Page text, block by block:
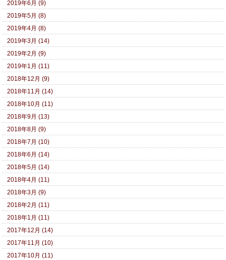
2019年6月 (9)
2019年5月 (8)
2019年4月 (8)
2019年3月 (14)
2019年2月 (9)
2019年1月 (11)
2018年12月 (9)
2018年11月 (14)
2018年10月 (11)
2018年9月 (13)
2018年8月 (9)
2018年7月 (10)
2018年6月 (14)
2018年5月 (14)
2018年4月 (11)
2018年3月 (9)
2018年2月 (11)
2018年1月 (11)
2017年12月 (14)
2017年11月 (10)
2017年10月 (11)